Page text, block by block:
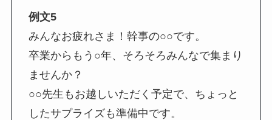
例文5
みんなお疲れさま！幹事の○○です。
卒業からもう○年、そろそろみんなで集まり
ませんか？
○○先生もお越しいただく予定で、ちょっと
したサプライズも準備中です。